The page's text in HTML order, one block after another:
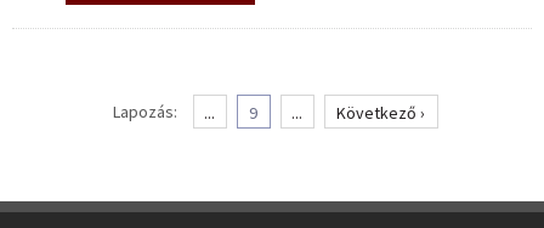
Lapozás: ... 9 ... Következő ›